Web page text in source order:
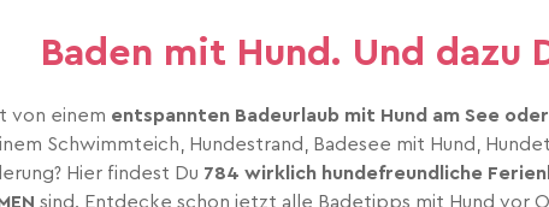
Baden mit Hund. Und dazu
von einem entspannten Badeurlaub mit Hund am See
Schwimmteich, Hundestrand, Badesee mit Hund,
Hier findest Du 784 wirklich hundefreundliche
sind. Entdecke schon jetzt alle Badetipps mit Hund vor